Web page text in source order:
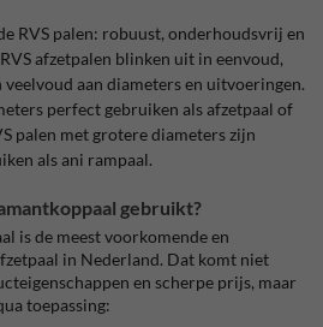
RVS palen: robuust, onderhoudsvrij en
afzetpalen blinken uit in eenvoud,
aan diameters en uitvoeringen.
perfect gebruiken als afzetpaal of
palen met grotere diameters zijn
als ani rampaal.
gebruikt?
is de meest voorkomende en
in Nederland. Dat komt niet
en scherpe prijs, maar
toepassing: